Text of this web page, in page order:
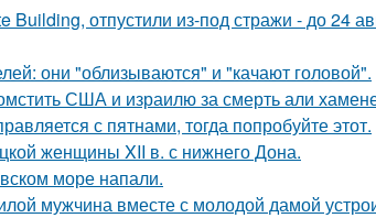
отпустили из-под стражи - до 24
они "облизываются" и "качают головой".
США и израилю за смерть али
с пятнами, тогда попробуйте этот.
женщины XII в. с нижнего Дона.
море напали.
мужчина вместе с молодой дамой